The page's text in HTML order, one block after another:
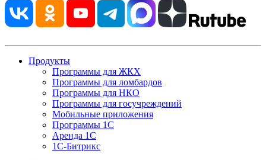
Продукты
Программы для ЖКХ
Программы для ломбардов
Программы для НКО
Программы для госучреждений
Мобильные приложения
Программы 1С
Аренда 1С
1С-Битрикс